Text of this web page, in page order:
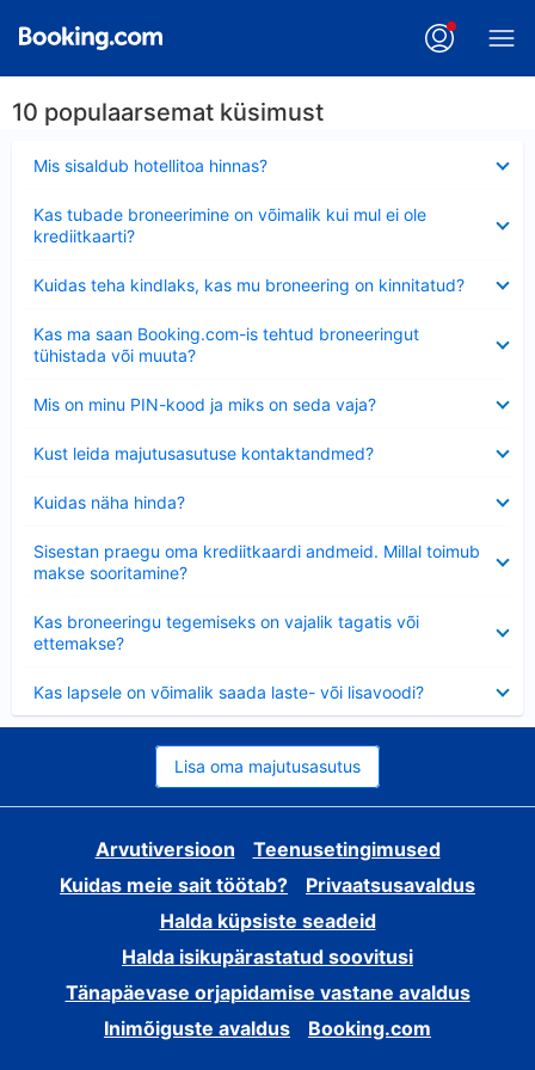
10 populaarsemat küsimust
Mis sisaldub hotellitoa hinnas?
Kas tubade broneerimine on võimalik kui mul ei ole
krediitkaarti?
Kuidas teha kindlaks, kas mu broneering on kinnitatud?
Kas ma saan Booking.com-is tehtud broneeringut
tühistada või muuta?
Mis on minu PIN-kood ja miks on seda vaja?
Kust leida majutusasutuse kontaktandmed?
Kuidas näha hinda?
Sisestan praegu oma krediitkaardi andmeid. Millal toimub
makse sooritamine?
Kas broneeringu tegemiseks on vajalik tagatis või
ettemakse?
Kas lapsele on võimalik saada laste- või lisavoodi?
Lisa oma majutusasutus
Arvutiversioon
Teenusetingimused
Kuidas meie sait töötab?
Privaatsusavaldus
Halda küpsiste seadeid
Halda isikupärastatud soovitusi
Tänapäevase orjapidamise vastane avaldus
Inimõiguste avaldus
Booking.com